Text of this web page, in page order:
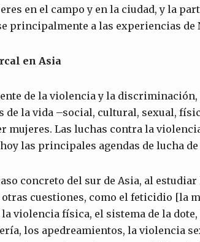
en el campo y en la ciudad, y la
principalmente a las experiencias de
en Asia
de la violencia y la
de la vida –social, cultural, sexual,
mujeres. Las luchas contra la
las principales agendas de lucha
concreto del sur de Asia, al
cuestiones, como el feticidio [la
violencia física, el sistema de la
los apedreamientos, la violencia